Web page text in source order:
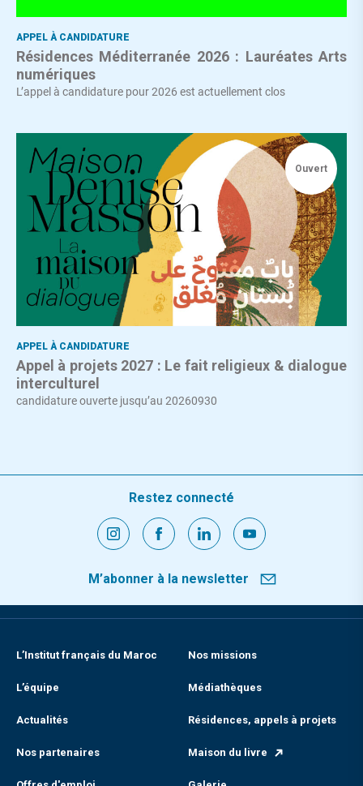
APPEL À CANDIDATURE
Résidences Méditerranée 2026 : Lauréates Arts
numériques
L’appel à candidature pour 2026 est actuellement clos
Ouvert
APPEL À CANDIDATURE
Appel à projets 2027 : Le fait religieux & dialogue
interculturel
candidature ouverte jusqu’au 20260930
Restez connecté
M’abonner à la newsletter
L’Institut français du Maroc Nos missions
L’équipe Médiathèques
Actualités Résidences, appels à projets
Nos partenaires Maison du livre